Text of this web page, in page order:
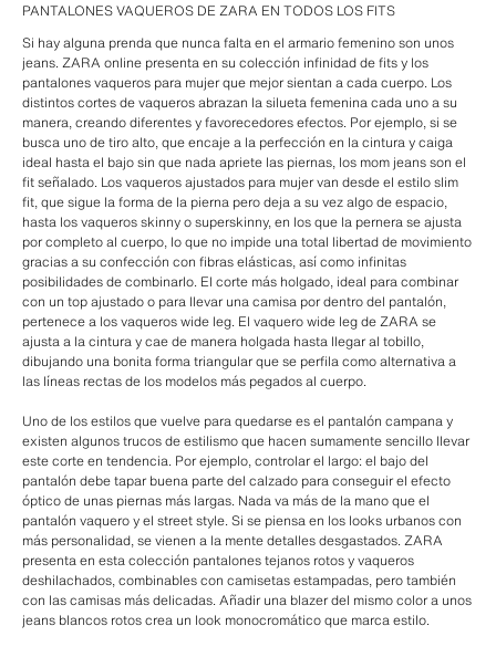
PANTALONES VAQUEROS DE ZARA EN TODOS LOS FITS
Si hay alguna prenda que nunca falta en el armario femenino son unos
jeans. ZARA online presenta en su colección infinidad de fits y los
pantalones vaqueros para mujer que mejor sientan a cada cuerpo. Los
distintos cortes de vaqueros abrazan la silueta femenina cada uno a su
manera, creando diferentes y favorecedores efectos. Por ejemplo, si se
busca uno de tiro alto, que encaje a la perfección en la cintura y caiga
ideal hasta el bajo sin que nada apriete las piernas, los mom jeans son el
fit señalado. Los vaqueros ajustados para mujer van desde el estilo slim
fit, que sigue la forma de la pierna pero deja a su vez algo de espacio,
hasta los vaqueros skinny o superskinny, en los que la pernera se ajusta
por completo al cuerpo, lo que no impide una total libertad de movimiento
gracias a su confección con fibras elásticas, así como infinitas
posibilidades de combinarlo. El corte más holgado, ideal para combinar
con un top ajustado o para llevar una camisa por dentro del pantalón,
pertenece a los vaqueros wide leg. El vaquero wide leg de ZARA se
ajusta a la cintura y cae de manera holgada hasta llegar al tobillo,
dibujando una bonita forma triangular que se perfila como alternativa a
las líneas rectas de los modelos más pegados al cuerpo.
Uno de los estilos que vuelve para quedarse es el pantalón campana y
existen algunos trucos de estilismo que hacen sumamente sencillo llevar
este corte en tendencia. Por ejemplo, controlar el largo: el bajo del
pantalón debe tapar buena parte del calzado para conseguir el efecto
óptico de unas piernas más largas. Nada va más de la mano que el
pantalón vaquero y el street style. Si se piensa en los looks urbanos con
más personalidad, se vienen a la mente detalles desgastados. ZARA
presenta en esta colección pantalones tejanos rotos y vaqueros
deshilachados, combinables con camisetas estampadas, pero también
con las camisas más delicadas. Añadir una blazer del mismo color a unos
jeans blancos rotos crea un look monocromático que marca estilo.